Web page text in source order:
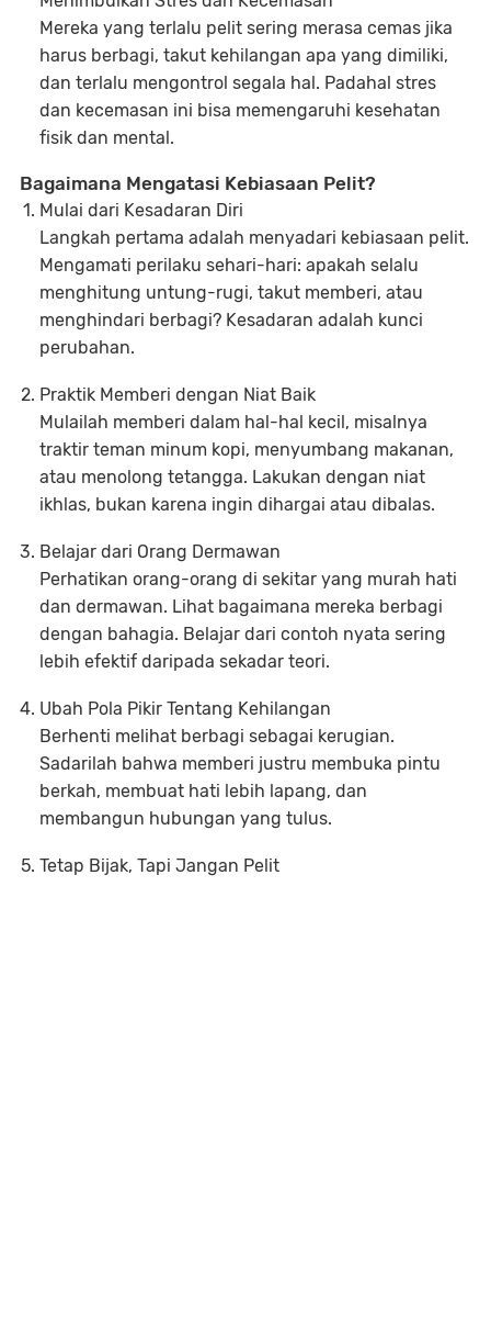
Mereka yang terlalu pelit sering merasa cemas jika
harus berbagi, takut kehilangan apa yang dimiliki,
dan terlalu mengontrol segala hal. Padahal stres
dan kecemasan ini bisa memengaruhi kesehatan
fisik dan mental.
Bagaimana Mengatasi Kebiasaan Pelit?
Mulai dari Kesadaran Diri
Langkah pertama adalah menyadari kebiasaan pelit.
Mengamati perilaku sehari-hari: apakah selalu
menghitung untung-rugi, takut memberi, atau
menghindari berbagi? Kesadaran adalah kunci
perubahan.
Praktik Memberi dengan Niat Baik
Mulailah memberi dalam hal-hal kecil, misalnya
traktir teman minum kopi, menyumbang makanan,
atau menolong tetangga. Lakukan dengan niat
ikhlas, bukan karena ingin dihargai atau dibalas.
Belajar dari Orang Dermawan
Perhatikan orang-orang di sekitar yang murah hati
dan dermawan. Lihat bagaimana mereka berbagi
dengan bahagia. Belajar dari contoh nyata sering
lebih efektif daripada sekadar teori.
Ubah Pola Pikir Tentang Kehilangan
Berhenti melihat berbagi sebagai kerugian.
Sadarilah bahwa memberi justru membuka pintu
berkah, membuat hati lebih lapang, dan
membangun hubungan yang tulus.
Tetap Bijak, Tapi Jangan Pelit